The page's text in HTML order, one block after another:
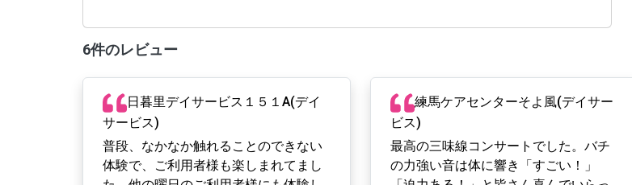
6件のレビュー
日暮里デイサービス１５１A(デイ
サービス)
普段、なかなか触れることのできない
体験で、ご利用者様も楽しまれてまし
練馬ケアセンターそよ風(デイサー
ビス)
最高の三味線コンサートでした。バチ
の力強い音は体に響き「すごい！」